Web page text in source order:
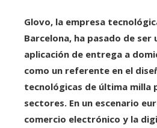
Glovo, la empresa
Barcelona, ha pasado de ser
aplicación de entrega a
como un referente en el
tecnológicas de última milla
sectores. En un escenario
comercio electrónico y la